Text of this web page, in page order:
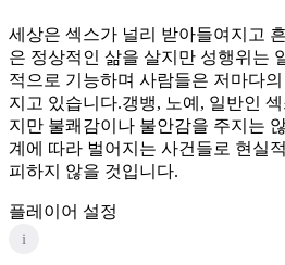
세상은 섹스가 널리 받아들여지고
은 정상적인 삶을 살지만 성행위는
적으로 기능하며 사람들은 저마다
지고 있습니다.갱뱅, 노예, 일반인
지만 불쾌감이나 불안감을 주지는
계에 따라 벌어지는 사건들로 현실
피하지 않을 것입니다.
플레이어 설정
i